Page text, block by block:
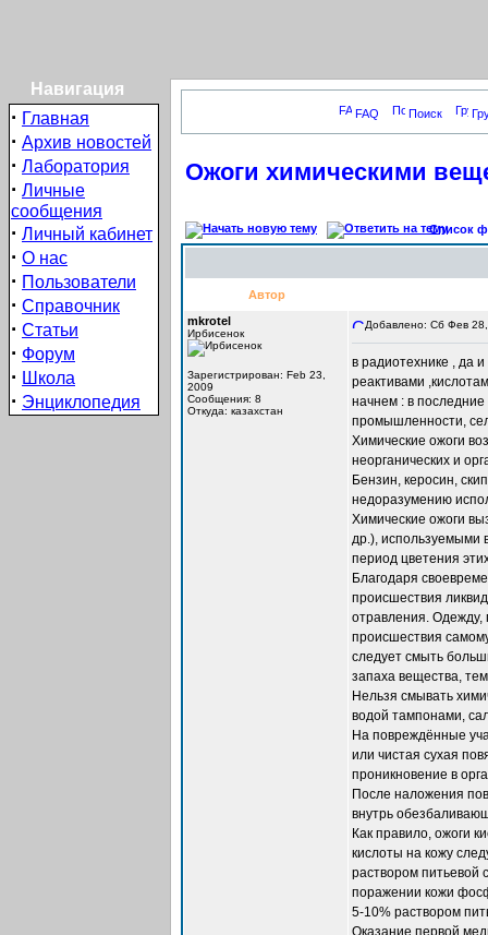
Навигация
· Главная
· Архив новостей
· Лаборатория
· Личные
сообщения
· Личный кабинет
· О нас
· Пользователи
· Справочник
· Статьи
· Форум
· Школа
· Энциклопедия
FAQ Поиск
Ожоги химическими
Список
Автор
mkrotel
Ирбисенок
Зарегистрирован: Feb 23,
2009
Сообщения: 8
Откуда: казахстан
Добавлено: Сб Фев
в радиотехнике , да
реактивами
начнем : в
промышленности,
Химические ожоги
неорганических и
Бензин, керосин,
недоразумению
Химические ожоги
др.), используемыми
период цветения
Благодаря
происшествия
отравления. Одежду,
происшествия
следует смыть
запаха вещества,
Нельзя смывать
водой тампонами,
На повреждённые
или чистая сухая
проникновение в
После наложения
внутрь
Как правило, ожоги
кислоты на кожу
раствором питьевой
поражении кожи
5-10% раствором
Оказание первой